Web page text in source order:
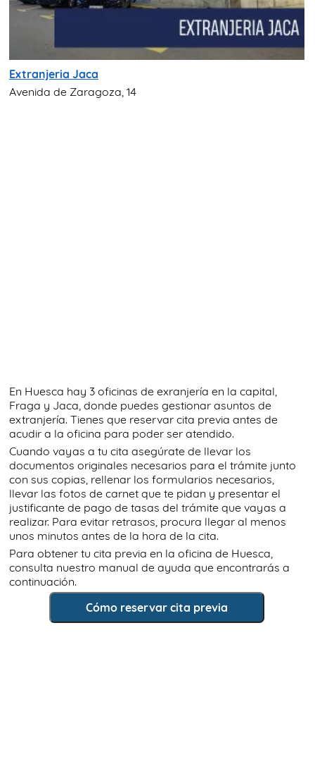
Extranjeria Jaca
Avenida de Zaragoza, 14
En Huesca hay 3 oficinas de exranjería en la capital,
Fraga y Jaca, donde puedes gestionar asuntos de
extranjería. Tienes que reservar cita previa antes de
acudir a la oficina para poder ser atendido.
Cuando vayas a tu cita asegúrate de llevar los
documentos originales necesarios para el trámite junto
con sus copias, rellenar los formularios necesarios,
llevar las fotos de carnet que te pidan y presentar el
justificante de pago de tasas del trámite que vayas a
realizar. Para evitar retrasos, procura llegar al menos
unos minutos antes de la hora de la cita.
Para obtener tu cita previa en la oficina de Huesca,
consulta nuestro manual de ayuda que encontrarás a
continuación.
Cómo reservar cita previa